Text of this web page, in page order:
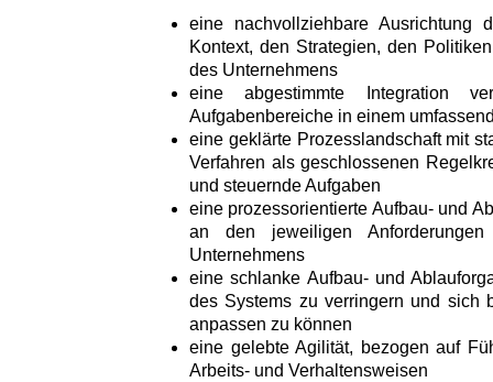
eine nachvollziehbare Ausrichtung
Kontext, den Strategien, den
des Unternehmens
eine abgestimmte Integration
Aufgabenbereiche in einem
eine geklärte Prozesslandschaft mit
Verfahren als geschlossenen
und steuernde Aufgaben
eine prozessorientierte Aufbau- und
an den jeweiligen
Unternehmens
eine schlanke Aufbau- und
des Systems zu verringern und sich
anpassen zu können
eine gelebte Agilität, bezogen auf
Arbeits- und Verhaltensweisen